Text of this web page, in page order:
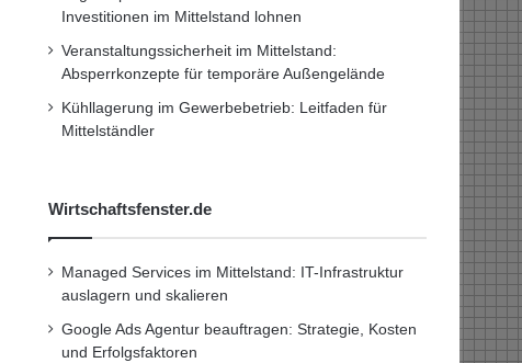
Investitionen im Mittelstand lohnen
Veranstaltungssicherheit im Mittelstand:
Absperrkonzepte für temporäre Außengelände
Kühllagerung im Gewerbebetrieb: Leitfaden für
Mittelständler
Wirtschaftsfenster.de
Managed Services im Mittelstand: IT-Infrastruktur
auslagern und skalieren
Google Ads Agentur beauftragen: Strategie, Kosten
und Erfolgsfaktoren